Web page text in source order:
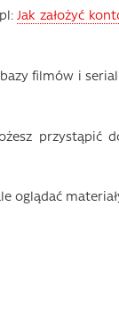
Jak założyć
filmów i
przystąpić
oglądać